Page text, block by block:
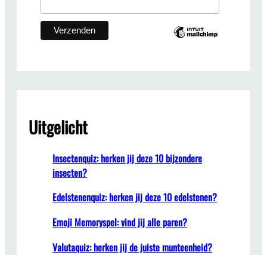
Uitgelicht
Insectenquiz: herken jij deze 10 bijzondere
insecten?
Edelstenenquiz: herken jij deze 10 edelstenen?
Emoji Memoryspel: vind jij alle paren?
Valutaquiz: herken jij de juiste munteenheid?